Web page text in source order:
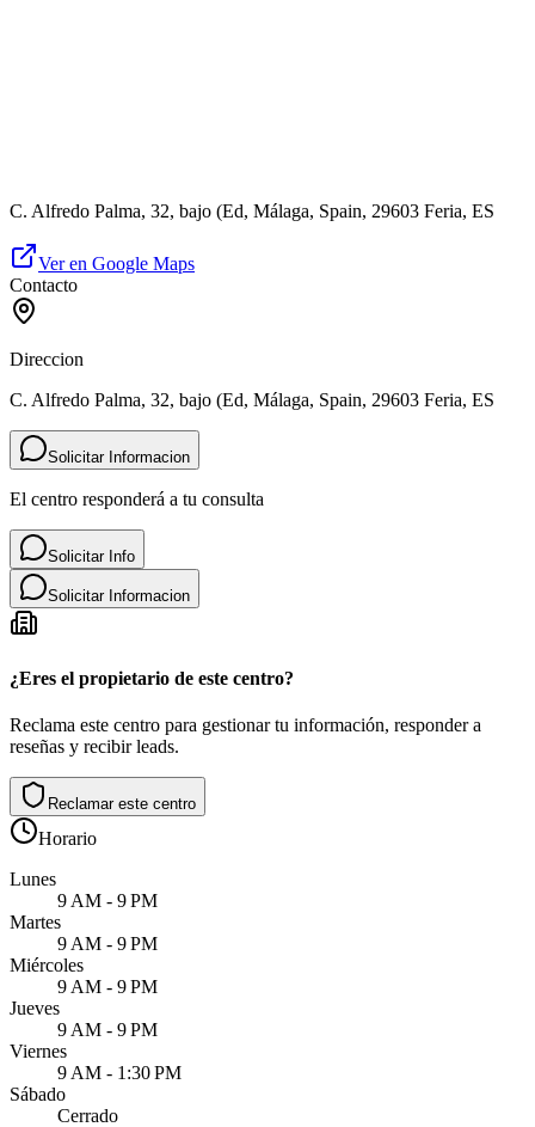
C. Alfredo Palma, 32, bajo (Ed, Málaga, Spain, 29603 Feria, ES
Ver en Google Maps
Contacto
Direccion
C. Alfredo Palma, 32, bajo (Ed, Málaga, Spain, 29603 Feria, ES
Solicitar Informacion
El centro responderá a tu consulta
Solicitar Info
Solicitar Informacion
¿Eres el propietario de este centro?
Reclama este centro para gestionar tu información, responder a
reseñas y recibir leads.
Reclamar este centro
Horario
Lunes
9 AM - 9 PM
Martes
9 AM - 9 PM
Miércoles
9 AM - 9 PM
Jueves
9 AM - 9 PM
Viernes
9 AM - 1:30 PM
Sábado
Cerrado